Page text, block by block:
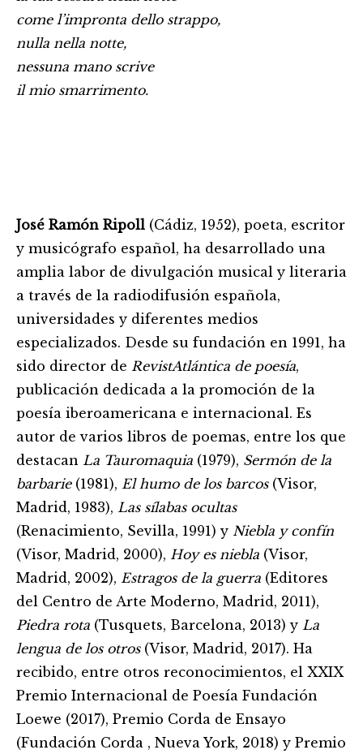
come l’impronta dello strappo,
nulla nella notte,
nessuna mano scrive
il mio smarrimento.
José Ramón Ripoll (Cádiz, 1952), poeta, escritor
y musicógrafo español, ha desarrollado una
amplia labor de divulgación musical y literaria
a través de la radiodifusión española,
universidades y diferentes medios
especializados. Desde su fundación en 1991, ha
sido director de RevistAtlántica de poesía,
publicación dedicada a la promoción de la
poesía iberoamericana e internacional. Es
autor de varios libros de poemas, entre los que
destacan La Tauromaquia (1979), Sermón de la
barbarie (1981), El humo de los barcos(Visor,
Madrid, 1983), Las sílabas ocultas
(Renacimiento, Sevilla, 1991) y Niebla y confín
(Visor, Madrid, 2000), Hoy es niebla (Visor,
Madrid, 2002), Estragos de la guerra (Editores
del Centro de Arte Moderno, Madrid, 2011),
Piedra rota (Tusquets, Barcelona, 2013) y La
lengua de los otros(Visor, Madrid, 2017). Ha
recibido, entre otros reconocimientos, el XXIX
Premio Internacional de Poesía Fundación
Loewe (2017), Premio Corda de Ensayo
(Fundación Corda , Nueva York, 2018) y Premio